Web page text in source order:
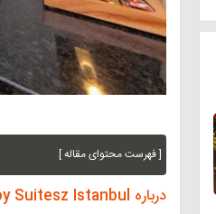
[ فهرست محتوای مقاله ]
درباره Joy Suitesz Istanbul